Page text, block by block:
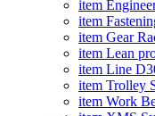
item
item
item Gear
item Lean
item Line
item Trolley
item Work